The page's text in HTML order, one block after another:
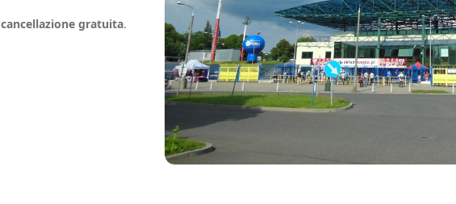
cancellazione gratuita.